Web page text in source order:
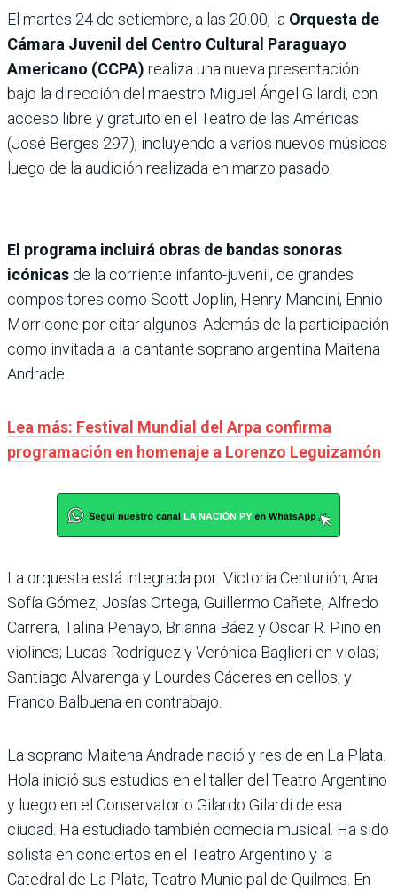
El martes 24 de setiembre, a las 20.00, la Orquesta de
Cámara Juvenil del Centro Cultural Paraguayo
Americano (CCPA) realiza una nueva presentación
bajo la dirección del maestro Miguel Ángel Gilardi, con
acceso libre y gratuito en el Teatro de las Américas
(José Berges 297), incluyendo a varios nuevos músicos
luego de la audición realizada en marzo pasado.
El programa incluirá obras de bandas sonoras
icónicas de la corriente infanto-juvenil, de grandes
compositores como Scott Joplin, Henry Mancini, Ennio
Morricone por citar algunos. Además de la participación
como invitada a la cantante soprano argentina Maitena
Andrade.
Lea más: Festival Mundial del Arpa confirma
programación en homenaje a Lorenzo Leguizamón
La orquesta está integrada por: Victoria Centurión, Ana
Sofía Gómez, Josías Ortega, Guillermo Cañete, Alfredo
Carrera, Talina Penayo, Brianna Báez y Oscar R. Pino en
violines; Lucas Rodríguez y Verónica Baglieri en violas;
Santiago Alvarenga y Lourdes Cáceres en cellos; y
Franco Balbuena en contrabajo.
La soprano Maitena Andrade nació y reside en La Plata.
Hola inició sus estudios en el taller del Teatro Argentino
y luego en el Conservatorio Gilardo Gilardi de esa
ciudad. Ha estudiado también comedia musical. Ha sido
solista en conciertos en el Teatro Argentino y la
Catedral de La Plata, Teatro Municipal de Quilmes. En